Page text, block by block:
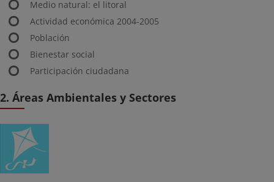
Medio natural: el litoral
Actividad económica 2004-2005
Población
Bienestar social
Participación ciudadana
2. Áreas Ambientales y Sectores